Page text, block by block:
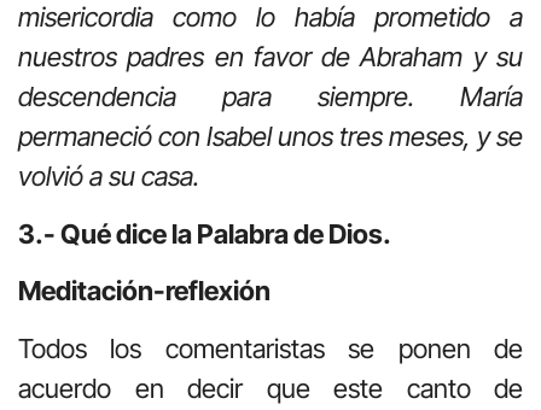
misericordia como lo había prometido a
nuestros padres en favor de Abraham y su
descendencia para siempre. María
permaneció con Isabel unos tres meses, y se
volvió a su casa.
3.- Qué dice la Palabra de Dios.
Meditación-reflexión
Todos los comentaristas se ponen de
acuerdo en decir que este canto de